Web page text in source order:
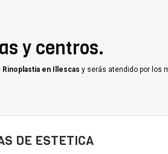
y centros.
Rinoplastia en Illescas y serás atendido por los
DE ESTETICA